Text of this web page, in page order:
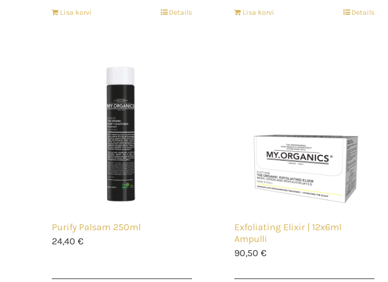
Lisa korvi Details Lisa korvi Details
Purify Palsam 250ml
24,40 €
Exfoliating Elixir | 12x6ml
Ampulli
90,50 €